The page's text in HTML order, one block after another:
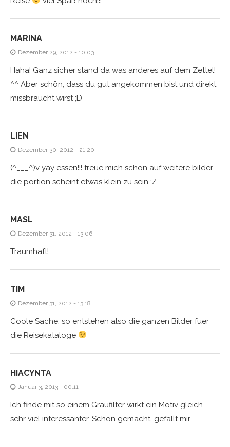
MARINA
Dezember 29, 2012 - 10:03
Haha! Ganz sicher stand da was anderes auf dem Zettel!
^^ Aber schön, dass du gut angekommen bist und direkt
missbraucht wirst ;D
LIEN
Dezember 30, 2012 - 21:20
(^___^)v yay essen!!! freue mich schon auf weitere bilder…
die portion scheint etwas klein zu sein :/
MASL
Dezember 31, 2012 - 13:06
Traumhaft!
TIM
Dezember 31, 2012 - 13:18
Coole Sache, so entstehen also die ganzen Bilder fuer
die Reisekataloge
HIACYNTA
Januar 3, 2013 - 00:11
Ich finde mit so einem Graufilter wirkt ein Motiv gleich
sehr viel interessanter. Schön gemacht, gefällt mir